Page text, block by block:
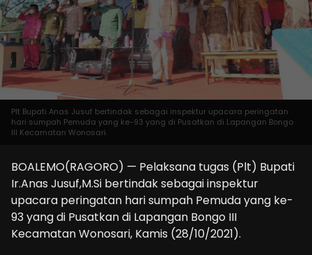
Plt Bupati Anas Jusuf bertindak sebagai inspektur upacara peringatan
hari sumpah Pemuda yang ke-93 yang di Pusatkan di Lapangan Bongo
III Kecamatan Wonosari.
BOALEMO(RAGORO) — Pelaksana tugas (Plt) Bupati
Ir.Anas Jusuf,M.Si bertindak sebagai inspektur
upacara peringatan hari sumpah Pemuda yang ke-
93 yang di Pusatkan di Lapangan Bongo III
Kecamatan Wonosari, Kamis (28/10/2021).